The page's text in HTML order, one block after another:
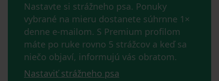
Nastavte si strážneho psa. Ponuky
vybrané na mieru dostanete súhrnne 1×
denne e-mailom. S Premium profilom
máte po ruke rovno 5 strážcov a keď sa
niečo objaví, informujú vás obratom.
Nastaviť strážneho psa